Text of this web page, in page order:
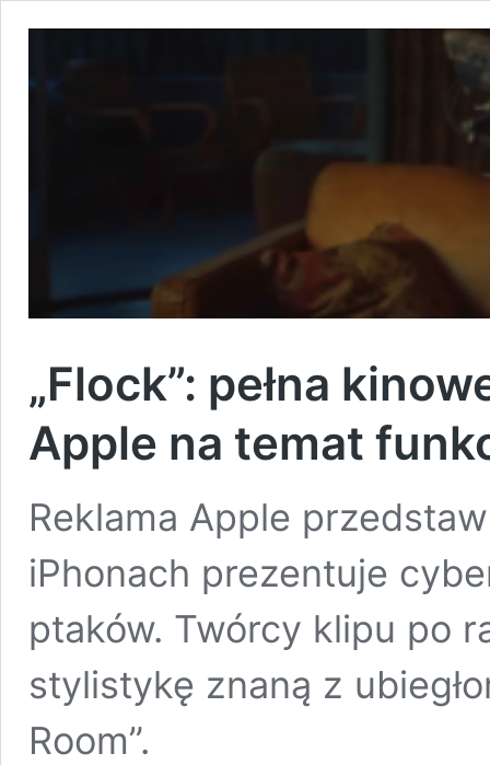
„Flock”: pełna
Apple na temat
Reklama Apple
iPhonach prezentuje
ptaków. Twórcy klipu po
stylistykę znaną z
Room”.